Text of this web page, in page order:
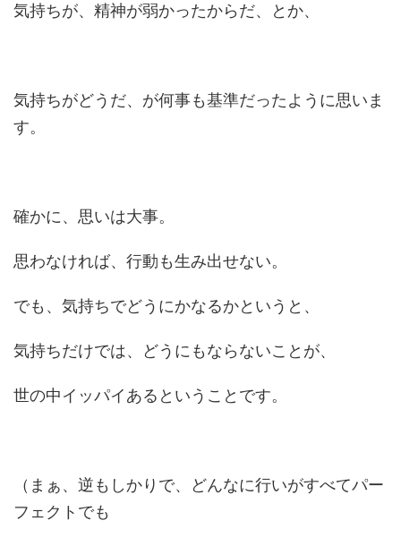
気持ちが、精神が弱かったからだ、とか、
気持ちがどうだ、が何事も基準だったように思いま
す。
確かに、思いは大事。
思わなければ、行動も生み出せない。
でも、気持ちでどうにかなるかというと、
気持ちだけでは、どうにもならないことが、
世の中イッパイあるということです。
（まぁ、逆もしかりで、どんなに行いがすべてパー
フェクトでも